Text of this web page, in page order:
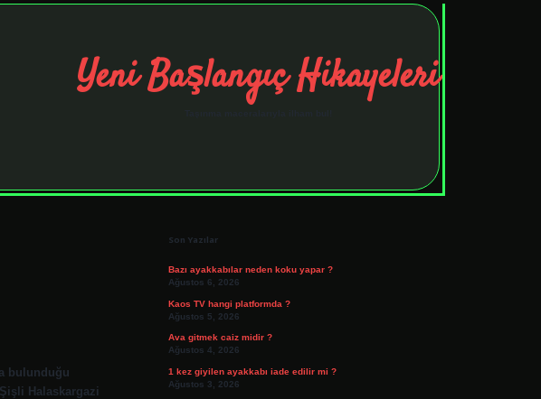
Yeni Başlangıç Hikayeleri
bulunduğu
Halaskargazi
Son Yazılar
Bazı ayakkabılar neden koku yapar ?
Ağustos 6, 2026
Kaos TV hangi platformda ?
Ağustos 5, 2026
Ava gitmek caiz midir ?
Ağustos 4, 2026
1 kez giyilen ayakkabı iade edilir mi ?
Ağustos 3, 2026
tulipbetelexbett.net